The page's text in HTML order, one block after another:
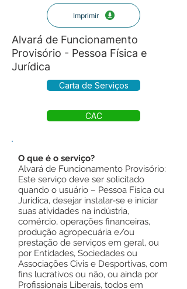
Imprimir
Alvará de Funcionamento
Provisório - Pessoa Física e
Jurídica
Carta de Serviços
CAC
O que é o serviço?
Alvará de Funcionamento Provisório:
Este serviço deve ser solicitado
quando o usuário – Pessoa Física ou
Jurídica, desejar instalar-se e iniciar
suas atividades na indústria,
comércio, operações financeiras,
produção agropecuária e/ou
prestação de serviços em geral, ou
por Entidades, Sociedades ou
Associações Civis e Desportivas, com
fins lucrativos ou não, ou ainda por
Profissionais Liberais, todos em